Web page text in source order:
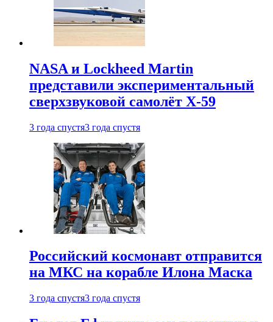
NASA и Lockheed Martin
представили экспериментальный
сверхзвуковой самолёт X-59
3 года спустя3 года спустя
Российский космонавт отправится
на МКС на корабле Илона Маска
3 года спустя3 года спустя